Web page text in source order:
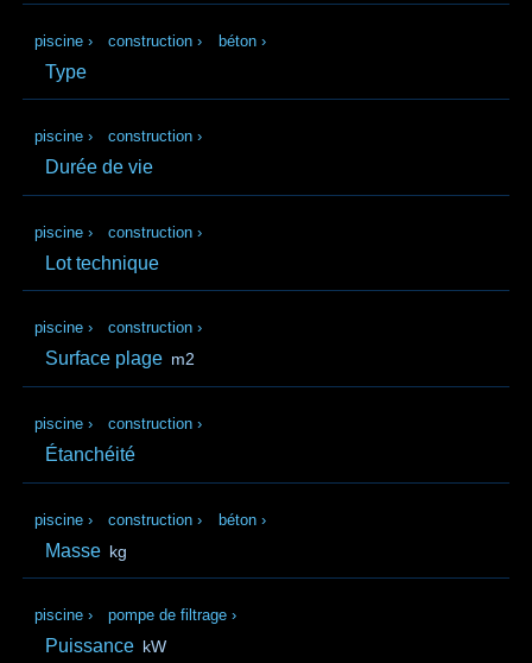
piscine › construction › béton ›
Type
piscine › construction ›
Durée de vie
piscine › construction ›
Lot technique
piscine › construction ›
Surface plage m2
piscine › construction ›
Étanchéité
piscine › construction › béton ›
Masse kg
piscine › pompe de filtrage ›
Puissance kW